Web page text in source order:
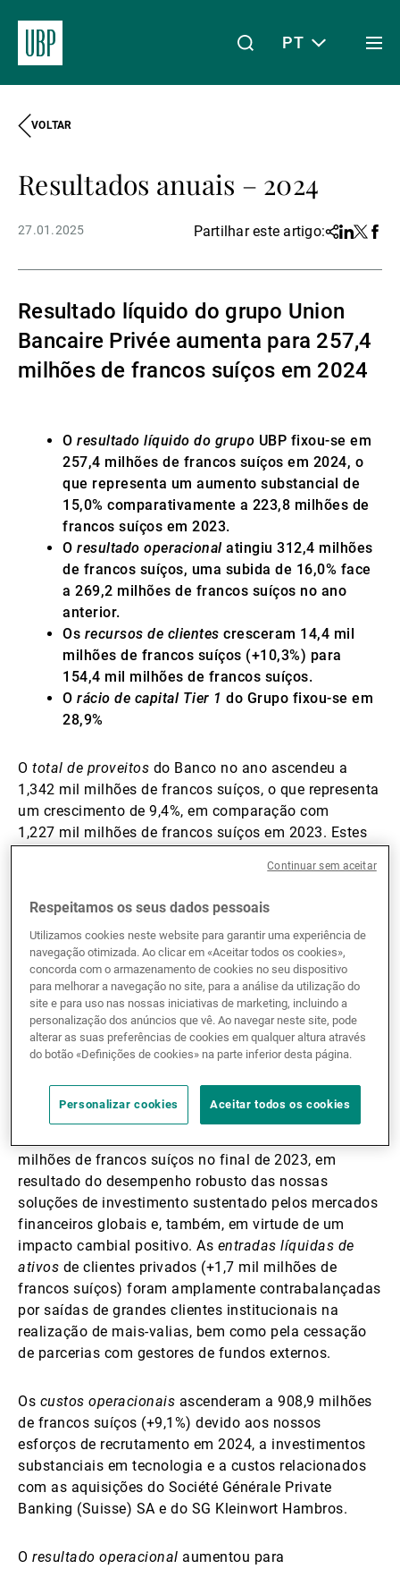
Notícias e informação
Contactos
PT
VOLTAR
Resultados anuais – 2024
27.01.2025 Partilhar este artigo:Share
Linkedin
Twitter
Resultado líquido do grupo Union
Bancaire Privée aumenta para 257,4
milhões de francos suíços em 2024
O resultado líquido do grupo UBP fixou-se em
257,4 milhões de francos suíços em 2024, o
que representa um aumento substancial de
15,0% comparativamente a 223,8 milhões de
francos suíços em 2023.
O resultado operacionalatingiu 312,4 milhões
de francos suíços, uma subida de 16,0% face
a 269,2 milhões de francos suíços no ano
anterior.
Os recursos de clientes cresceram 14,4 mil
milhões de francos suíços (+10,3%) para
154,4 mil milhões de francos suíços.
O rácio de capital Tier 1 do Grupo fixou-se em
28,9%
O total de proveitos do Banco no ano ascendeu a
1,342 mil milhões de francos suíços, o que representa
um crescimento de 9,4%, em comparação com
1,227 mil milhões de francos suíços em 2023. Estes
, decorrente não só do
aumento dos recursos de clientes mas também do
reforço da atividade de corretagem de clientes
privados (em particular, produtos estruturados). O
aumento dos proveitos ficou também a dever-se à
margem financeira, que registou um aumento robusto
de 81,4 milhões de francos suíços (+20,3%),
espelhando a relevância da nossa estratégia de
cobertura de risco de taxa de juro.
recursos de clientes
aumentaram 10,3% para
milhões de francos suíços no final de 2023, em
resultado do desempenho robusto das nossas
soluções de investimento sustentado pelos mercados
financeiros globais e, também, em virtude de um
impacto cambial positivo. As entradas líquidas de
ativos de clientes privados (+1,7 mil milhões de
francos suíços) foram amplamente contrabalançadas
por saídas de grandes clientes institucionais na
realização de mais-valias, bem como pela cessação
de parcerias com gestores de fundos externos.
Os custos operacionais ascenderam a 908,9 milhões
de francos suíços (+9,1%) devido aos nossos
esforços de recrutamento em 2024, a investimentos
substanciais em tecnologia e a custos relacionados
com as aquisições do Société Générale Private
Banking (Suisse) SA e do SG Kleinwort Hambros.
O resultado operacional aumentou para
Respeitamos os seus dados pessoais
Utilizamos cookies neste website para garantir uma experiência de
navegação otimizada. Ao clicar em «Aceitar todos os cookies»,
concorda com o armazenamento de cookies no seu dispositivo
para melhorar a navegação no site, para a análise da utilização do
site e para uso nas nossas iniciativas de marketing, incluindo a
personalização dos anúncios que vê. Ao navegar neste site, pode
alterar as suas preferências de cookies em qualquer altura através
do botão «Definições de cookies» na parte inferior desta página.
Personalizar cookies Aceitar todos os cookies
Continuar sem aceitar